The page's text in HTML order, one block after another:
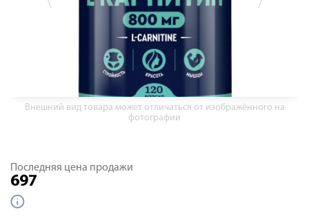
Внешний вид товара может отличаться от изображённого на
фотографии
Последняя цена продажи
697